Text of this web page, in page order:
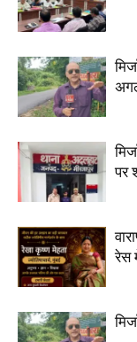
पर
रेस